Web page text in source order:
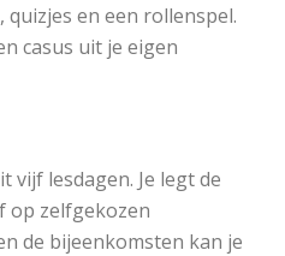
en een rollenspel.
casus uit je eigen
vijf lesdagen. Je legt de
op zelfgekozen
de bijeenkomsten kan je